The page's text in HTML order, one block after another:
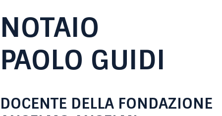
NOTAIO
PAOLO GUIDI
DOCENTE DELLA FONDAZIONE